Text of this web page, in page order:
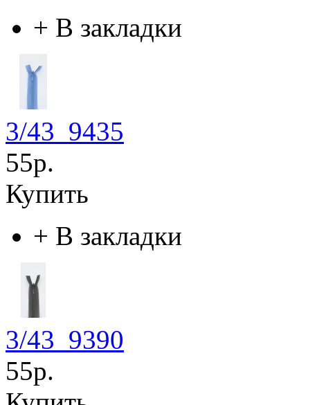
+ В закладки
3/43_9435
55р.
Купить
+ В закладки
3/43_9390
55р.